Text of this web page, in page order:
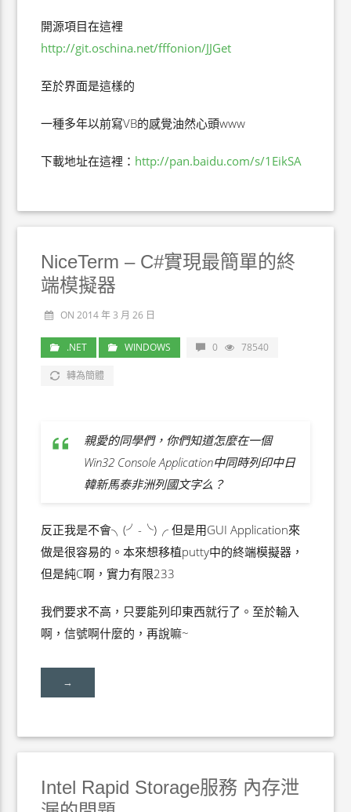
開源項目在這裡
http://git.oschina.net/fffonion/JJGet
至於界面是這樣的
一種多年以前寫VB的感覺油然心頭www
下載地址在這裡： http://pan.baidu.com/s/1EikSA
NiceTerm – C#實現最簡單的終
端模擬器
ON 2014 年 3 月 26 日
.NET WINDOWS 0 78540
轉為簡體
親愛的同學們，你們知道怎麼在一個
Win32 Console Application中同時列印中日
韓新馬泰非洲列國文字么？
反正我是不會╮(╯-╰)╭ 但是用GUI Application來
做是很容易的。本來想移植putty中的終端模擬器，
但是純C啊，實力有限233
我們要求不高，只要能列印東西就行了。至於輸入
啊，信號啊什麼的，再說嘛~
→
Intel Rapid Storage服務 內存泄